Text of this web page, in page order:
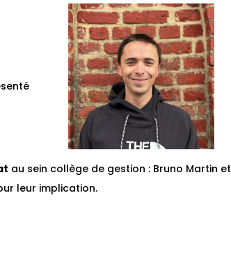
au sein collège de gestion : Bruno Martin et
leur implication.